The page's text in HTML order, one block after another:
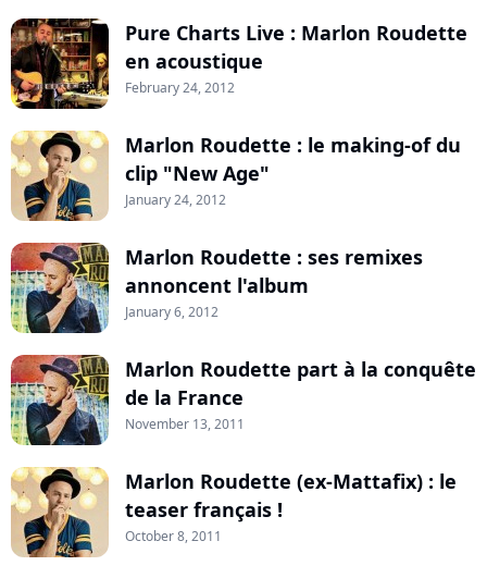
Pure Charts Live : Marlon Roudette
en acoustique
February 24, 2012
Marlon Roudette : le making-of du
clip "New Age"
January 24, 2012
Marlon Roudette : ses remixes
annoncent l'album
January 6, 2012
Marlon Roudette part à la conquête
de la France
November 13, 2011
Marlon Roudette (ex-Mattafix) : le
teaser français !
October 8, 2011